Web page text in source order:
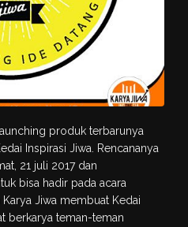
produk terbarunya
Inspirasi Jiwa. Rencananya
21 juli 2017 dan
bisa hadir pada acara
Jiwa membuat Kedai
berkarya teman-teman